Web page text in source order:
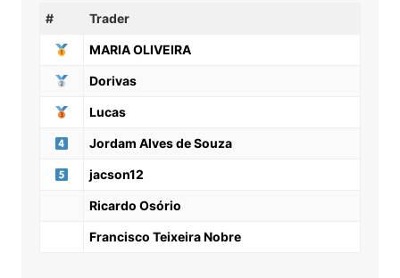
# Trader
MARIA OLIVEIRA
Dorivas
Lucas
Jordam Alves de Souza
jacson12
Ricardo Osório
Francisco Teixeira Nobre